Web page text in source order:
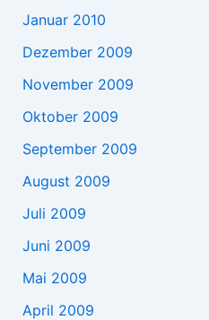
Januar 2010
Dezember 2009
November 2009
Oktober 2009
September 2009
August 2009
Juli 2009
Juni 2009
Mai 2009
April 2009